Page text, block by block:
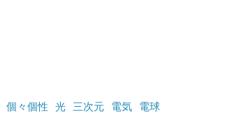
個々個性 光 三次元 電気 電球